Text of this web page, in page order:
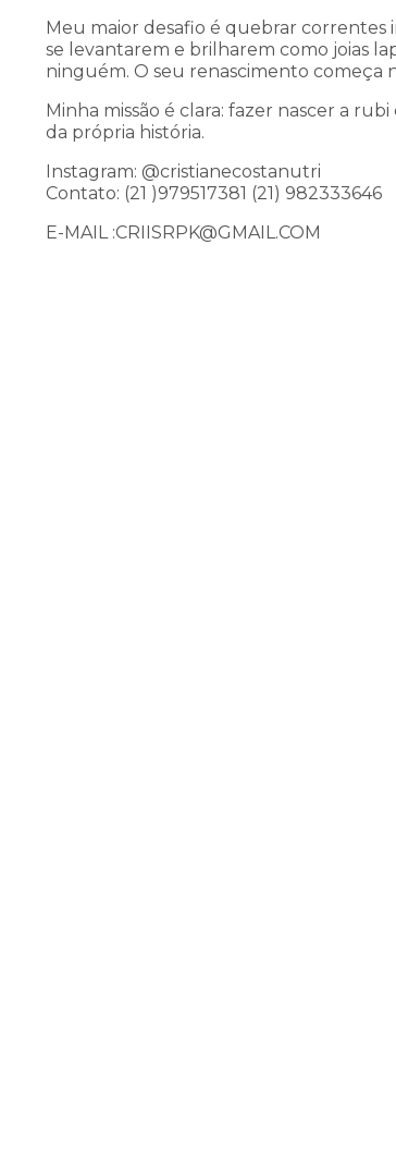
Meu maior desafio é quebrar correntes
se levantarem e brilharem como joias
ninguém. O seu renascimento começa
Minha missão é clara: fazer nascer a
da própria história.
Instagram: @cristianecostanutri
Contato: (21 )979517381 (21) 982333646
E-MAIL :CRIISRPK@GMAIL.COM